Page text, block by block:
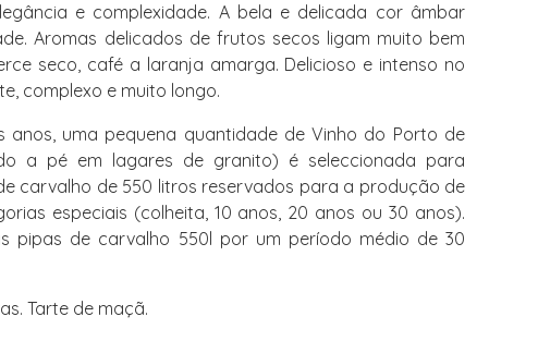
e complexidade. A bela e delicada cor âmbar
Aromas delicados de frutos secos ligam muito bem
seco, café a laranja amarga. Delicioso e intenso no
complexo e muito longo.
anos, uma pequena quantidade de Vinho do Porto de
a pé em lagares de granito) é seleccionada para
carvalho de 550 litros reservados para a produção de
especiais (colheita, 10 anos, 20 anos ou 30 anos).
pipas de carvalho 550l por um período médio de 30
Tarte de maçã.